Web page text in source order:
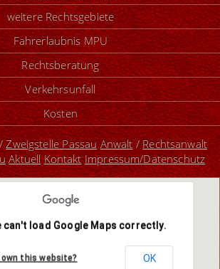
weitere Rechtsgebiete
Fahrerlaubnis MPU
Rechtsberatung
Verkehrsunfall
Kosten
Zweigstelle Passau Anwalt/Rechtsanwalt
Aktuell Kontakt Impressum/Datenschutz
can't load Google Maps correctly.
own this website? OK